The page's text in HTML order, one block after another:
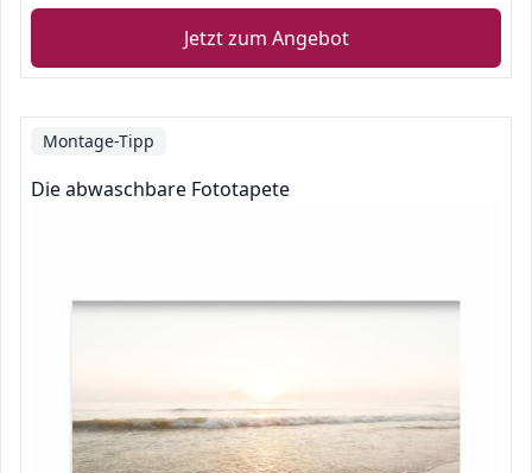
Jetzt zum Angebot
Montage-Tipp
Die abwaschbare Fototapete